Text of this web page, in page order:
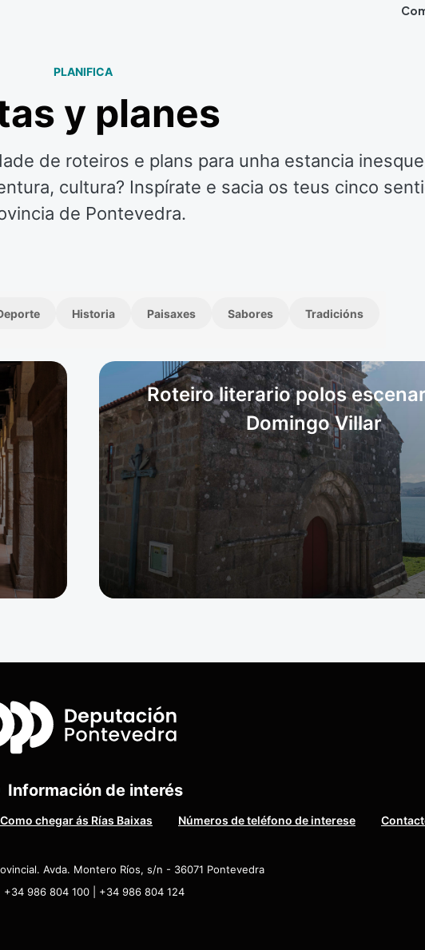
PLANIFICA
y planes
de roteiros e plans para unha estancia
cultura? Inspírate e sacia os teus cinco
de Pontevedra.
Historia Paisaxes Sabores Tradicións
Roteiro literario polos
Domingo Villar
Información de interés
Como chegar ás Rías Baixas Números de teléfono de interese
Avda. Montero Ríos, s/n - 36071 Pontevedra
+34 986 804 100 | +34 986 804 124